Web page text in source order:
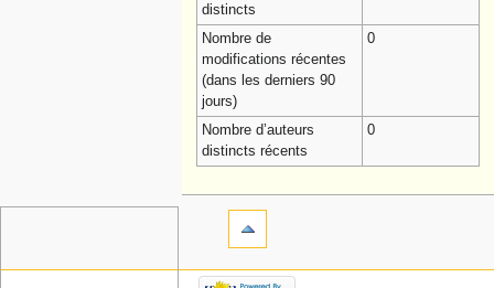
distincts
Nombre de
modifications récentes
(dans les derniers 90
jours)
0
Nombre d’auteurs
distincts récents
0